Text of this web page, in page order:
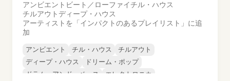
アンビエント ビート／ローファイチル・ハウス
チルアウトディープ・ハウス
アーティストを「インパクトのあるプレイリスト」に追
加
アンビエント チル・ハウス
チルアウト
ディープ・ハウス
ドリーム・ポップ
ドラム・アンド・ベース
エレクトロニカ